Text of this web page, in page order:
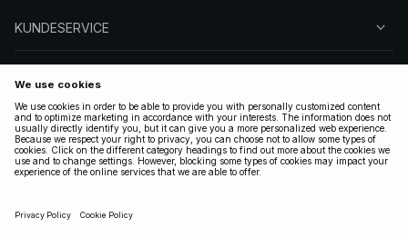
KUNDESERVICE
FØLG OSS
LOVLIG